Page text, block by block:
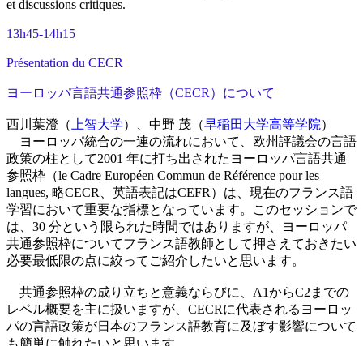
et discussions critiques.
13h45-14h15
Présentation du CECR
ヨーロッパ言語共通参照枠（CECR）について
西川葉澄（ 上智大学）、中野 茂（早稲田大学高等学院）
ヨーロッパ統合の一連の流れにおいて、欧州評議会の言語
政策の柱として2001 年に打ち出されたヨーロッパ言語共通
参照枠（le Cadre Européen Commun de Référence pour les
langues, 略CECR、英語表記はCEFR）は、現在のフランス語
学習において重要な指標となっています。このセッションで
は、30 分という限られた時間ではありますが、ヨーロッパ
共通参照枠についてフランス語教師として押さえておきたい
必要最低限の点に絞ってご紹介したいと思います。
共通参照枠の成り立ちと意義ならびに、A1からC2までの
レベル概要を主に扱いますが、CECRに代表されるヨーロッ
パの言語政策が日本のフランス語教育に及ぼす影響について
も簡単に触れたいと思います。